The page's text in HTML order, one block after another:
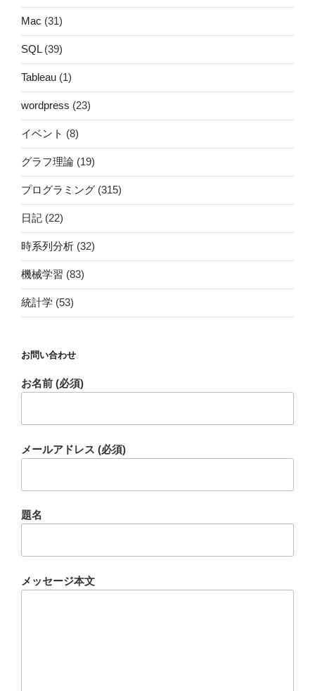
Mac (31)
SQL(39)
Tableau (1)
wordpress (23)
イベント (8)
グラフ理論 (19)
プログラミング (315)
日記 (22)
時系列分析 (32)
機械学習 (83)
統計学 (53)
お問い合わせ
お名前 (必須)
メールアドレス (必須)
題名
メッセージ本文